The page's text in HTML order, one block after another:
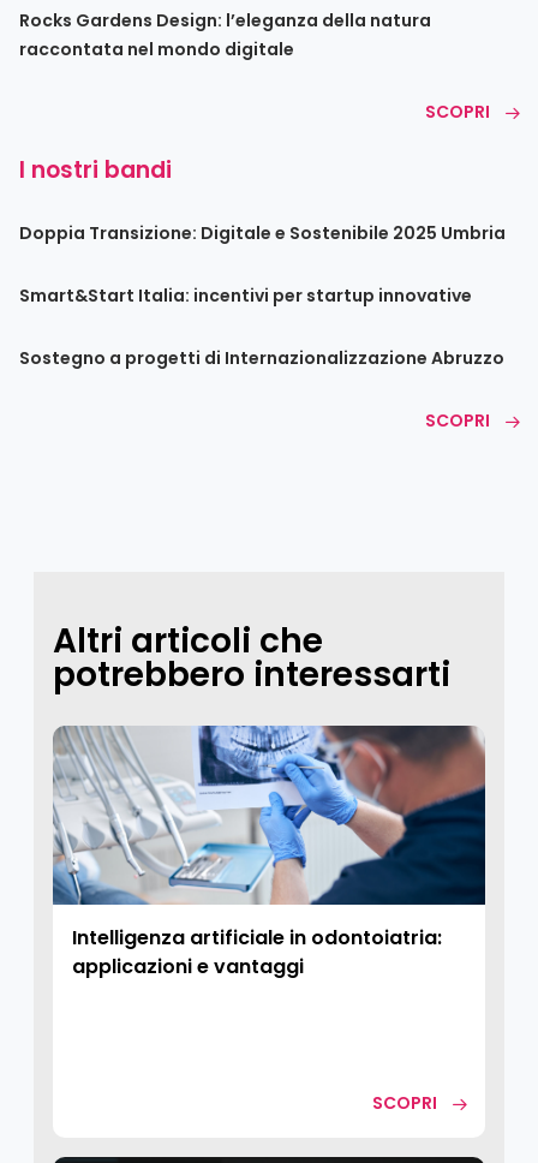
Rocks Gardens Design: l’eleganza della natura
raccontata nel mondo digitale
SCOPRI
I nostri bandi
Doppia Transizione: Digitale e Sostenibile 2025 Umbria
Smart&Start Italia: incentivi per startup innovative
Sostegno a progetti di Internazionalizzazione Abruzzo
SCOPRI
Altri articoli che
potrebbero interessarti
Intelligenza artificiale in odontoiatria:
applicazioni e vantaggi
SCOPRI